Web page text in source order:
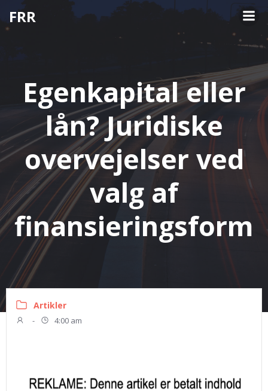
Videre
FRR
Egenkapital eller
lån? Juridiske
overvejelser ved
valg af
finansieringsform
Artikler
- 4:00 am